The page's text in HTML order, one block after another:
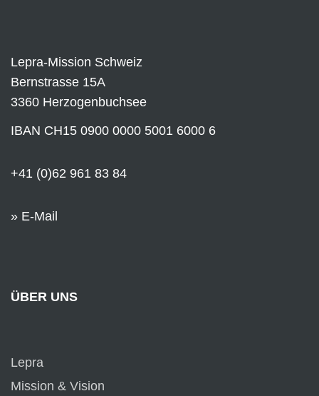
Lepra-Mission Schweiz
Bernstrasse 15A
3360 Herzogenbuchsee
IBAN CH15 0900 0000 5001 6000 6
+41 (0)62 961 83 84
» E-Mail
ÜBER UNS
Lepra
Mission & Vision